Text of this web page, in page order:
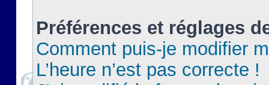
Préférences et réglages
Comment puis-je modifier
L’heure n’est pas correcte !